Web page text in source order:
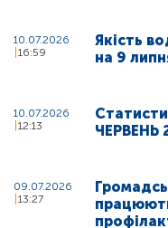
10.07.2026
16:59
Якість
на 9
10.07.2026
12:13
ЧЕРВЕНЬ
09.07.2026
13:27